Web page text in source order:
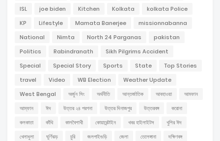
ISL joe biden Kitchen Kolkata
kolkata Police
KP
Lifestyle Mamata Banerjee
missionnabanna
National
Nimta North 24 Parganas
pakistan
Politics
Rabindranath
Sikh Pilgrims Accident
Special
Special Story Sports State
Top Stories
travel
Video WB Election
Weather Update
West Bengal
অর্জুন সিং অর্থনীতি আন্তর্জাতিক আবহাওয়া
আমফান
আম্ফান
ঈদ উত্তর ২৪ পরগনা উত্তর দিনাজপুর উত্তরবঙ্গ
করোনা
কলকাতা
কাঁথি কালবৈশাখী কোয়ারেন্টাইন খবর হাইলাইটস
খুশির ঈদ
খেলাধুলা
ঘূর্ণিঝড় চুরি জলপাইগুড়ি জেলা তেলেঙ্গানা
দক্ষিণবঙ্গ